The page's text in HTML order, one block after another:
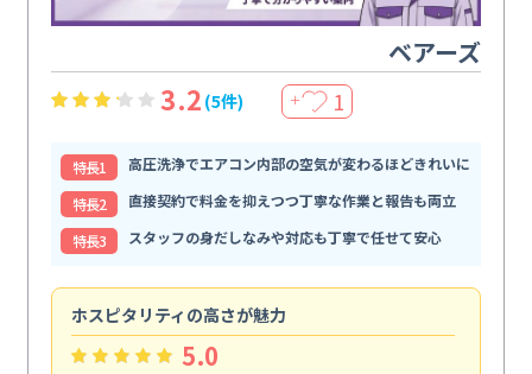
ベアーズ
3.2 (5件) ＋ 1
特⻑1
高圧洗浄でエアコン内部の空気が変わるほどきれいに
特⻑2
直接契約で料金を抑えつつ丁寧な作業と報告も両立
特⻑3
スタッフの身だしなみや対応も丁寧で任せて安心
ホスピタリティの高さが魅力
5.0